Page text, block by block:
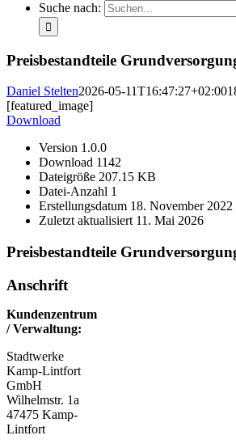
Suche nach:
Preisbestandteile
Daniel Stelten2026-05-11T16:47:27+02:00
[featured_image]
Download
Version 1.0.0
Download 1142
Dateigröße 207.15 KB
Datei-Anzahl 1
Erstellungsdatum 18. November 2022
Zuletzt aktualisiert 11. Mai 2026
Preisbestandteile
Anschrift
Kundenzentrum
/ Verwaltung:
Stadtwerke
Kamp-Lintfort
GmbH
Wilhelmstr. 1a
47475 Kamp-
Lintfort